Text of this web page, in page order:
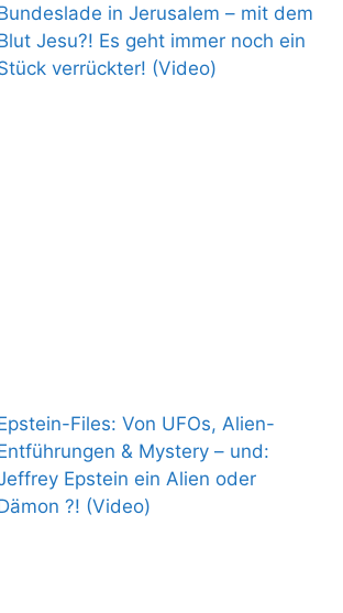
in Jerusalem – mit dem
Jesu?! Es geht immer noch ein
verrückter! (Video)
Files: Von UFOs, Alien-
& Mystery – und:
Epstein ein Alien oder
?! (Video)